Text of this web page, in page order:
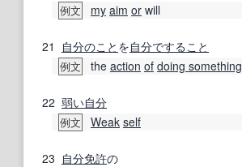
例文 my aim or will
21 自分のこと を自分ですること
例文 the action of doing something
22 弱い自分
例文 Weak self
23 自分免許の